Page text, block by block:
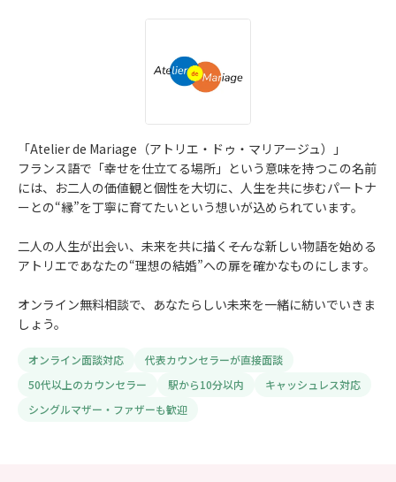
「Atelier de Mariage（アトリエ・ドゥ・マリアージュ）」
フランス語で「幸せを仕立てる場所」という意味を持つこの名前
には、お二人の価値観と個性を大切に、人生を共に歩むパートナ
ーとの“縁”を丁寧に育てたいという想いが込められています。
二人の人生が出会い、未来を共に描く――そんな新しい物語を始める
アトリエであなたの“理想の結婚”への扉を確かなものにします。
オンライン無料相談で、あなたらしい未来を一緒に紡いでいきま
しょう。
オンライン面談対応
代表カウンセラーが直接面談
50代以上のカウンセラー
駅から10分以内
キャッシュレス対応
シングルマザー・ファザーも歓迎